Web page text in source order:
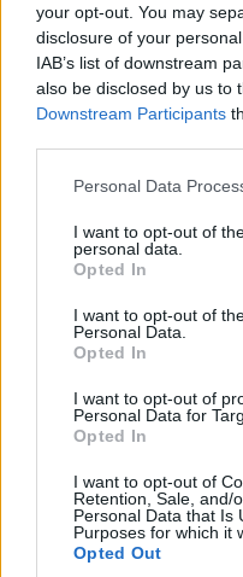
your opt-out. You may
disclosure of your
IAB’s list of downstream
also be disclosed by us to
Downstream Participants
Please note that this
not limited to your visit or
grant or deny consent to
use your data for below
consent section.
Personal Data
I want to opt-out of
personal data.
Opted In
I want to opt-out of
Personal Data.
Opted In
I want to opt-out of
Personal Data for
Opted In
I want to opt-out of
Retention, Sale, and/
Personal Data that Is
Purposes for which it
Opted Out
Εκδηλώσεις προς
Καστοριανών από
Ιερά Μητρόπολη και
Αυγούστου
8 Αυγούστου 2026, 4:31 μμ